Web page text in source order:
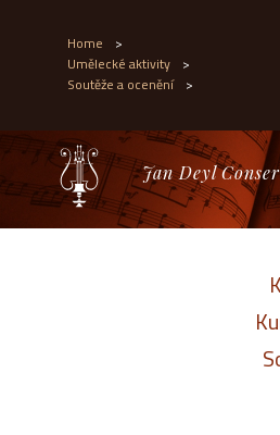
Home >
Umělecké aktivity >
Soutěže a ocenění >
Jan Deyl